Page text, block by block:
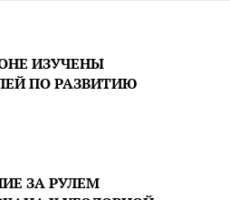
ИЗУЧЕНЫ
ПО РАЗВИТИЮ
ЗА РУЛЕМ